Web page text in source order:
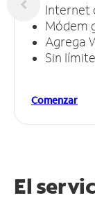
Internet
Módem
Agrega
Sin
Comenzar
El